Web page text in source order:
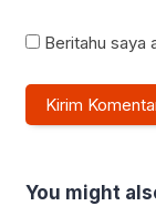
Beritahu saya
You might